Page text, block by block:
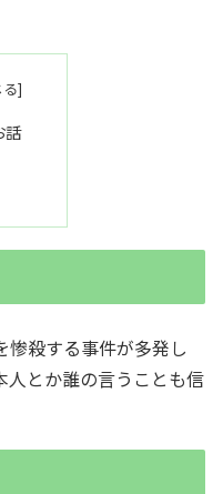
話
殺する事件が多発し
人とか誰の言うことも信